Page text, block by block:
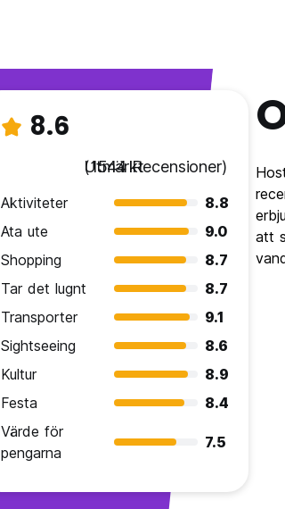
8.6
Utmärkt
(1544 Recensioner)
Aktiviteter
8.8
Ata ute
9.0
Shopping
8.7
Tar det lugnt
8.7
Transporter
9.1
Sightseeing
8.6
Kultur
8.9
Festa
8.4
Värde för
pengarna
7.5
att